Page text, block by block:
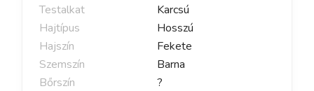
Testalkat
Karcsú
Hajtípus
Hosszú
Hajszín
Fekete
Szemszín
Barna
Bőrszín
?